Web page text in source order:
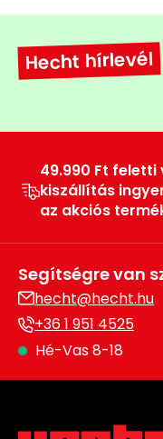
Hecht hírlevél
49.990 Ft feletti
kiszállítás
az akciós
Segítségre van
hecht@hecht.hu
+36 1 951 4525
Hé-Vas 8-18